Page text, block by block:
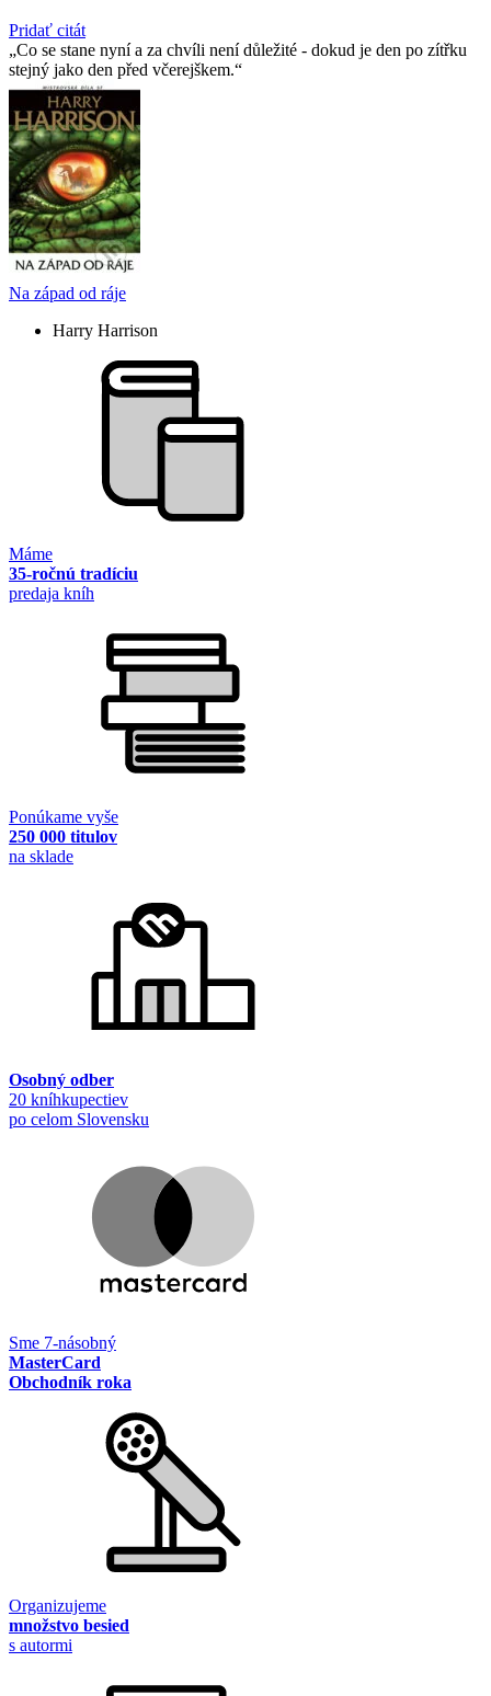
Pridať citát
Co se stane nyní a za chvíli není důležité - dokud je den po zítřku
stejný jako den před včerejškem.
Na západ od ráje
Harry Harrison
Máme
35-ročnú tradíciu
predaja kníh
Ponúkame vyše
250 000 titulov
na sklade
Osobný odber
20 kníhkupectiev
po celom Slovensku
Sme 7-násobný
MasterCard
Obchodník roka
Organizujeme
množstvo besied
s autormi